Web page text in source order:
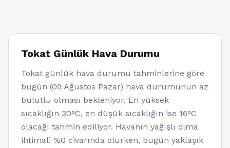
Tokat Günlük Hava Durumu
Tokat günlük hava durumu tahminlerine göre
bugün (09 Ağustos Pazar) hava durumunun az
bulutlu olması bekleniyor. En yüksek
sıcaklığın 30°C, en düşük sıcaklığın ise 16°C
olacağı tahmin ediliyor. Havanın yağışlı olma
ihtimali %0 civarında olurken, bugün yaklaşık